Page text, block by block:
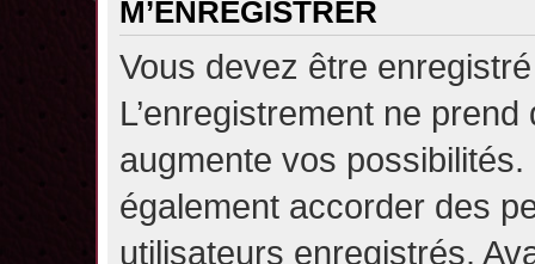
M’ENREGISTRER
Vous devez être
L’enregistrement ne
augmente vos possibilités.
également accorder des
utilisateurs enregistrés.